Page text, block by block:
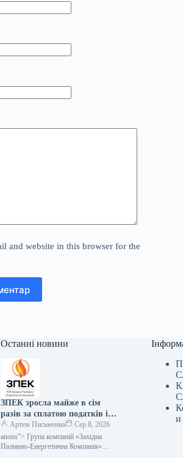
and website in this browser for the
Останні новини
ЗПЕК зросла майже в сім
разів за сплатою податків і
обов’язкових платежів —
Мінфін
Артем Письменна
Сер 8, 2026
anons”> Група компаній «Західна
Паливно-Енергетична Компанія»
и